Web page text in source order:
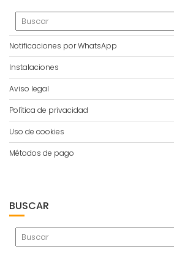
Notificaciones por WhatsApp
Instalaciones
Aviso legal
Política de privacidad
Uso de cookies
Métodos de pago
BUSCAR